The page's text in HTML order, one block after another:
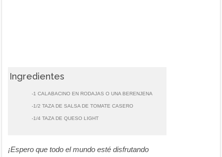
Ingredientes
-1 CALABACINO EN RODAJAS O UNA BERENJENA
-1/2 TAZA DE SALSA DE TOMATE CASERO
-1/4 TAZA DE QUESO LIGHT
¡Espero que todo el mundo esté disfrutando